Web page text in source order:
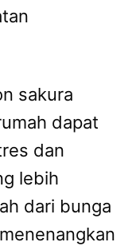
sakura
dapat
dan
lebih
dari bunga